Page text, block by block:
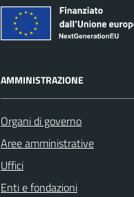
AMMINISTRAZIONE
Organi di governo
Aree amministrative
Uffici
Enti e fondazioni